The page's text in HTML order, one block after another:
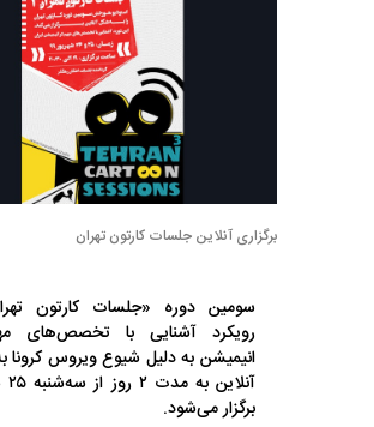
برگزاری آنلاین جلسات کارتون تهران
سومین دوره «جلسات کارتون
رویکرد آشنایی با تخصص‌های
انیمیشن به دلیل شیوع ویروس کرونا
برگزار می‌شود.